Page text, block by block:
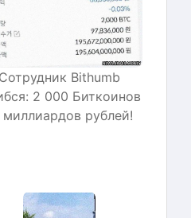
Сотрудник Bithumb
2 000 Биткоинов
миллиардов рублей!